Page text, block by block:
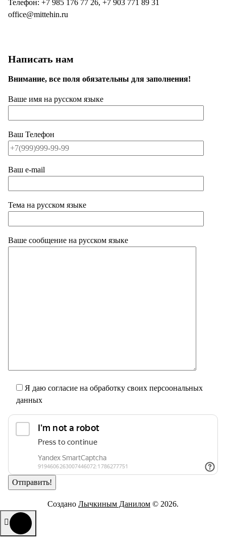
Телефон: +7 985 176 77 26, +7 903 771 89 31
office@mittehin.ru
Написать нам
Внимание, все поля обязательны для заполнения!
Ваше имя на русском языке
Ваш Телефон
Ваш e-mail
Тема на русском языке
Ваше сообщение на русском языке
Я даю согласие на обработку своих персоональных
данных
Создано Лычкиным Данилом © 2026.